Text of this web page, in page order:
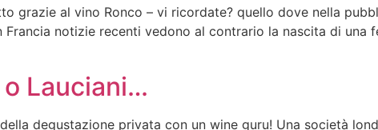
grazie al vino Ronco – vi ricordate? quello dove nella
notizie recenti vedono al contrario la nascita di una
Lauciani…
degustazione privata con un wine guru! Una società